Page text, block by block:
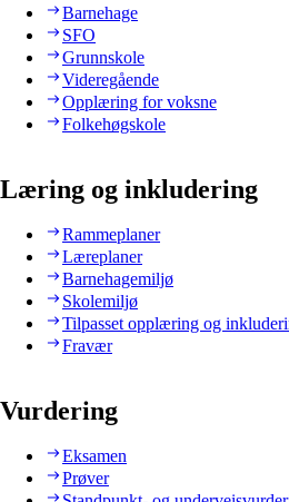
Barnehage
SFO
Grunnskole
Videregående
Opplæring for voksne
Folkehøgskole
Læring og inkludering
Rammeplaner
Læreplaner
Barnehagemiljø
Skolemiljø
Tilpasset opplæring og
Fravær
Vurdering
Eksamen
Prøver